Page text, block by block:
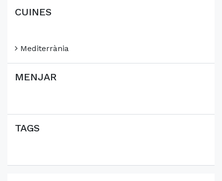
CUINES
Mediterrània
MENJAR
TAGS